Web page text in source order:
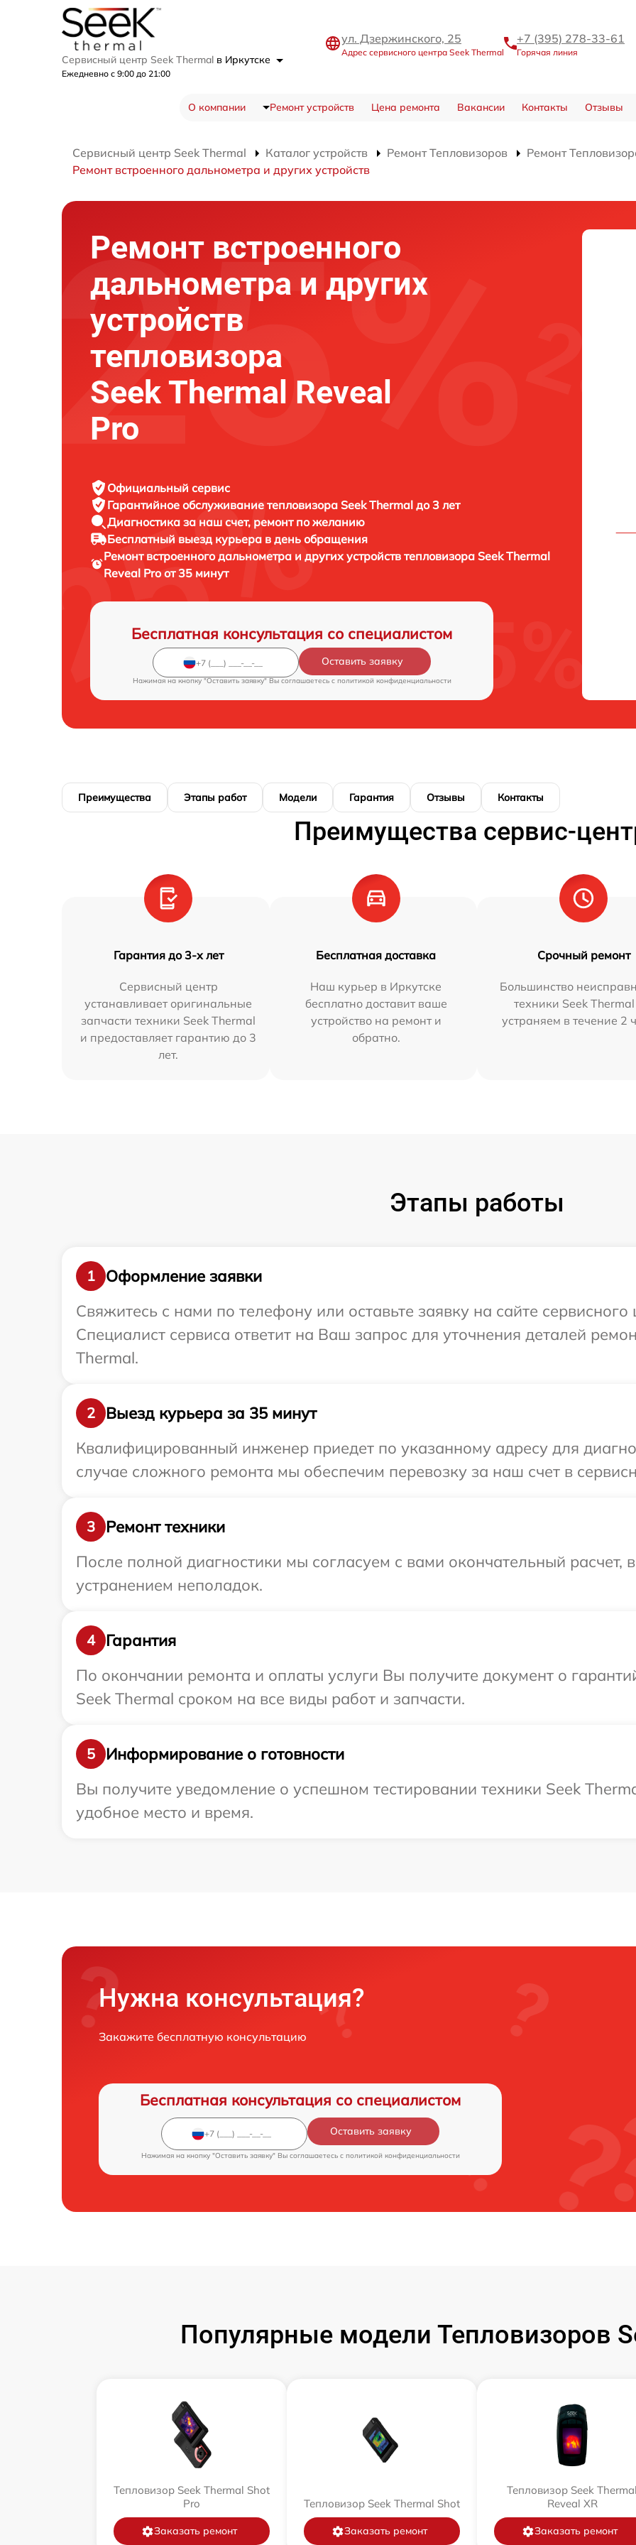
Сервисный центр Seek Thermal в Иркутске
Ежедневно с 9:00 до 21:00
ул. Дзержинского, 25
Адрес сервисного центра Seek Thermal
+7 (395) 278-33-61
Горячая линия
О компании Ремонт устройств Цена ремонта Вакансии Контакты Отзывы
Сервисный центр Seek Thermal Каталог устройств Ремонт Тепловизоров
Ремонт
Ремонт встроенного дальнометра и других устройств
Ремонт встроенного
дальнометра и других
устройств
тепловизора
Seek Thermal Reveal
Pro
Официальный сервис
Гарантийное обслуживание тепловизора Seek Thermal до 3 лет
Диагностика за наш счет, ремонт по желанию
Бесплатный выезд курьера в день обращения
Ремонт встроенного дальнометра и других устройств тепловизораSeek Thermal
Reveal Pro от 35 минут
Бесплатная консультация со специалистом
Оставить заявку
Нажимая на кнопку "Оставить заявку" Вы соглашаетесь c политикой конфиденциальности
Преимущества Этапы работ Модели Гарантия Отзывы Контакты
Преимущества сервис-
Гарантия до 3-х лет
Сервисный центр
устанавливает оригинальные
запчасти техники Seek Thermal
и предоставляет гарантию до 3
лет.
Бесплатная доставка
Наш курьер в Иркутске
бесплатно доставит ваше
устройство на ремонт и
обратно.
Срочный ремонт
Большинство
техники Seek
устраняем в течение 2
Этапы работы
1
Оформление заявки
Свяжитесь с нами по телефону или оставьте заявку на сайте сервисного
Специалист сервиса ответит на Ваш запрос для уточнения деталей
Thermal.
2
Выезд курьера за 35 минут
Квалифицированный инженер приедет по указанному адресу для
случае сложного ремонта мы обеспечим перевозку за наш счет в
3
Ремонт техники
После полной диагностики мы согласуем с вами окончательный расчет,
устранением неполадок.
4
Гарантия
По окончании ремонта и оплаты услуги Вы получите документ о
Seek Thermal сроком на все виды работ и запчасти.
5
Информирование о готовности
Вы получите уведомление о успешном тестировании техники Seek
удобное место и время.
Нужна консультация?
Закажите бесплатную консультацию
Бесплатная консультация со специалистом
Оставить заявку
Нажимая на кнопку "Оставить заявку" Вы соглашаетесь c политикой конфиденциальности
Популярные модели Тепловизоров
Тепловизор Seek Thermal Shot
Pro
Заказать ремонт
Тепловизор Seek Thermal Shot
Заказать ремонт
Тепловизор Seek
Reveal XR
Заказать ремонт